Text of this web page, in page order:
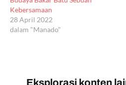
Kebersamaan
28 April 2022
dalam "Manado"
Eksplorasi konten